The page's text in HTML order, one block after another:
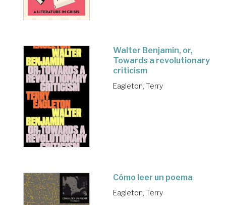
Walter Benjamin, or,
Towards a revolutionary
criticism
Eagleton, Terry
Cómo leer un poema
Eagleton, Terry